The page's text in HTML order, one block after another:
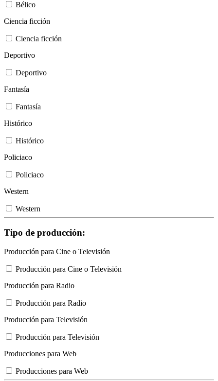
Bélico
Ciencia ficción
Ciencia ficción
Deportivo
Deportivo
Fantasía
Fantasía
Histórico
Histórico
Policiaco
Policiaco
Western
Western
Tipo de producción:
Producción para Cine o Televisión
Producción para Cine o Televisión
Producción para Radio
Producción para Radio
Producción para Televisión
Producción para Televisión
Producciones para Web
Producciones para Web